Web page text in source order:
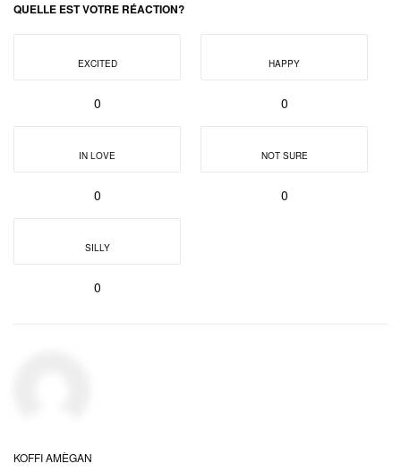
QUELLE EST VOTRE RÉACTION?
EXCITED
0
HAPPY
0
IN LOVE
0
NOT SURE
0
SILLY
0
KOFFI AMÈGAN